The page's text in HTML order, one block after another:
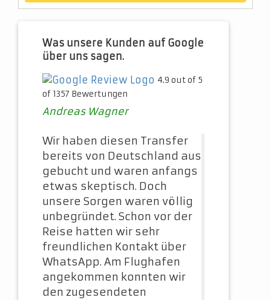
Was unsere Kunden auf Google
über uns sagen.
4.9 out of 5
of 1357 Bewertungen
Andreas Wagner
Wir haben diesen Transfer
bereits von Deutschland aus
gebucht und waren anfangs
etwas skeptisch. Doch
unsere Sorgen waren völlig
unbegründet. Schon vor der
Reise hatten wir sehr
freundlichen Kontakt über
WhatsApp. Am Flughafen
angekommen konnten wir
den zugesendeten